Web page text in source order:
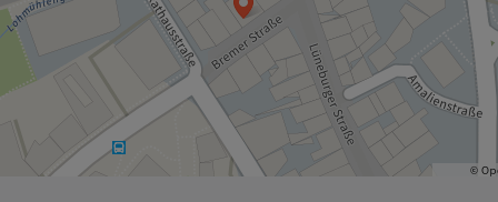
Was unsere Kunden über Anastasia sagen
5